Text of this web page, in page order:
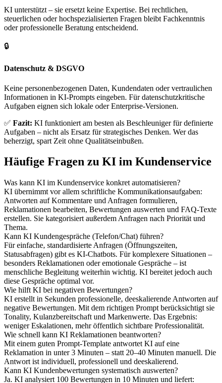
KI unterstützt – sie ersetzt keine Expertise. Bei rechtlichen,
steuerlichen oder hochspezialisierten Fragen bleibt Fachkenntnis
oder professionelle Beratung entscheidend.
🔒
Datenschutz & DSGVO
Keine personenbezogenen Daten, Kundendaten oder vertraulichen
Informationen in KI-Prompts eingeben. Für datenschutzkritische
Aufgaben eignen sich lokale oder Enterprise-Versionen.
✅ Fazit: KI funktioniert am besten als Beschleuniger für definierte
Aufgaben – nicht als Ersatz für strategisches Denken. Wer das
beherzigt, spart Zeit ohne Qualitätseinbußen.
Häufige Fragen zu KI im Kundenservice
Was kann KI im Kundenservice konkret automatisieren?
KI übernimmt vor allem schriftliche Kommunikationsaufgaben:
Antworten auf Kommentare und Anfragen formulieren,
Reklamationen bearbeiten, Bewertungen auswerten und FAQ-Texte
erstellen. Sie kategorisiert außerdem Anfragen nach Priorität und
Thema.
Kann KI Kundengespräche (Telefon/Chat) führen?
Für einfache, standardisierte Anfragen (Öffnungszeiten,
Statusabfragen) gibt es KI-Chatbots. Für komplexere Situationen –
besonders Reklamationen oder emotionale Gespräche – ist
menschliche Begleitung weiterhin wichtig. KI bereitet jedoch auch
diese Gespräche optimal vor.
Wie hilft KI bei negativen Bewertungen?
KI erstellt in Sekunden professionelle, deeskalierende Antworten auf
negative Bewertungen. Mit dem richtigen Prompt berücksichtigt sie
Tonality, Kulanzbereitschaft und Markenwerte. Das Ergebnis:
weniger Eskalationen, mehr öffentlich sichtbare Professionalität.
Wie schnell kann KI Reklamationen beantworten?
Mit einem guten Prompt-Template antwortet KI auf eine
Reklamation in unter 3 Minuten – statt 20–40 Minuten manuell. Die
Antwort ist individuell, professionell und deeskalierend.
Kann KI Kundenbewertungen systematisch auswerten?
Ja. KI analysiert 100 Bewertungen in 10 Minuten und liefert: